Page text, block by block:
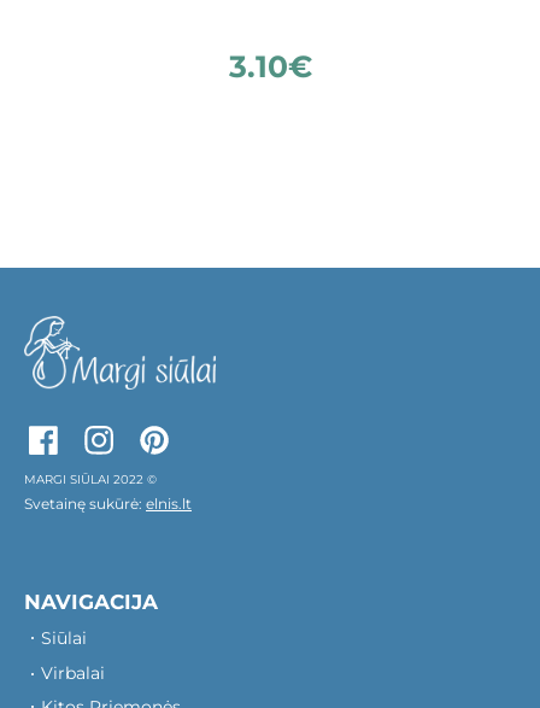
3.10€
MARGI SIŪLAI 2022 ©
Svetainę sukūrė: elnis.lt
NAVIGACIJA
Siūlai
Virbalai